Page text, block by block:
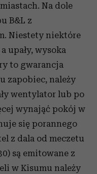
Na dole
B&L z
Niestety niektóre
upały, wysoka
to gwarancja
zapobiec, należy
wentylator lub po
wynająć pokój w
się porannego
z dala od meczetu
są emitowane z
w Kisumu należy